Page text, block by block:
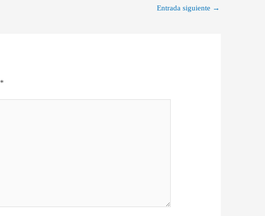
Entrada siguiente →
*